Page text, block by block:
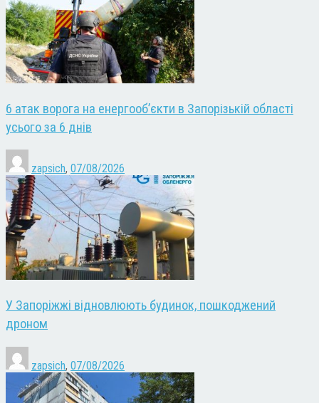
6 атак ворога на енергооб’єкти в Запорізькій області
усього за 6 днів
zapsich, 07/08/2026
У Запоріжжі відновлюють будинок, пошкоджений
дроном
zapsich, 07/08/2026